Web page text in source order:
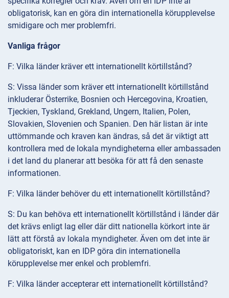
obligatorisk, kan en göra din internationella körupplevelse
smidigare och mer problemfri.
Vanliga frågor
F: Vilka länder kräver ett internationellt körtillstånd?
S: Vissa länder som kräver ett internationellt körtillstånd
inkluderar Österrike, Bosnien och Hercegovina, Kroatien,
Tjeckien, Tyskland, Grekland, Ungern, Italien, Polen,
Slovakien, Slovenien och Spanien. Den här listan är inte
uttömmande och kraven kan ändras, så det är viktigt att
kontrollera med de lokala myndigheterna eller ambassaden
i det land du planerar att besöka för att få den senaste
informationen.
F: Vilka länder behöver du ett internationellt körtillstånd?
S: Du kan behöva ett internationellt körtillstånd i länder där
det krävs enligt lag eller där ditt nationella körkort inte är
lätt att förstå av lokala myndigheter. Även om det inte är
obligatoriskt, kan en IDP göra din internationella
körupplevelse mer enkel och problemfri.
F: Vilka länder accepterar ett internationellt körtillstånd?